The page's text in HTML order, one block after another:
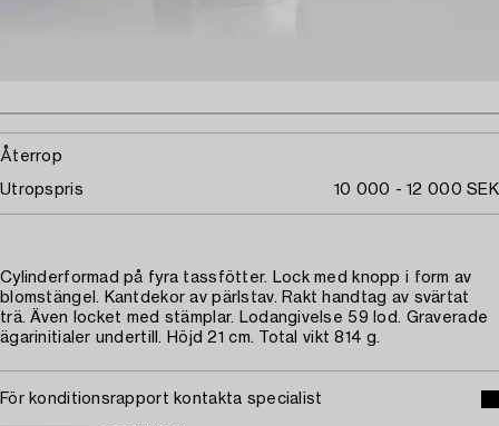
Återrop
Utropspris 10 000 - 12 000 SEK
Cylinderformad på fyra tassfötter. Lock med knopp i form av
blomstängel. Kantdekor av pärlstav. Rakt handtag av svärtat
trä. Även locket med stämplar. Lodangivelse 59 lod. Graverade
ägarinitialer undertill. Höjd 21 cm. Total vikt 814 g.
För konditionsrapport kontakta specialist